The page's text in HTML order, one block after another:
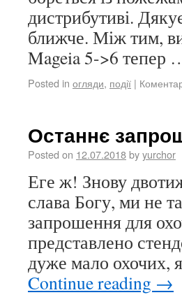
дистрибутиві.
ближче. Між тим,
Mageia 5->6 тепер
Posted in огляди, події |
Останнє
Posted on 12.07.2018byyurchor
Еге ж! Знову
слава Богу, ми не
запрошення для
представлено
дуже мало охочих,
Continue reading →